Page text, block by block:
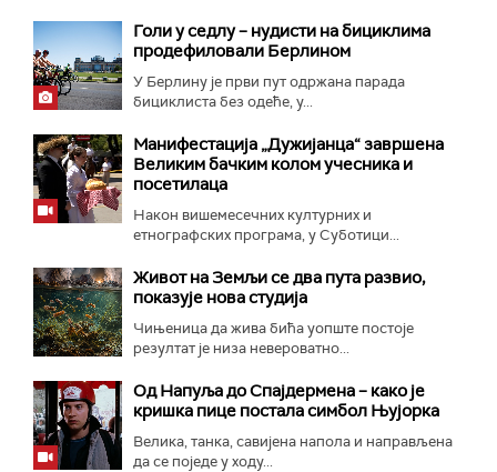
Голи у седлу – нудисти на бициклима
продефиловали Берлином
У Берлину је први пут одржана парада
бициклиста без одеће, у...
Манифестација „Дужијанца“ завршена
Великим бачким колом учесника и
посетилаца
Након вишемесечних културних и
етнографских програма, у Суботици...
Живот на Земљи се два пута развио,
показује нова студија
Чињеница да жива бића уопште постоје
резултат је низа невероватно...
Од Напуља до Спајдермена – како је
кришка пице постала симбол Њујорка
Велика, танка, савијена напола и направљена
да се поједе у ходу...